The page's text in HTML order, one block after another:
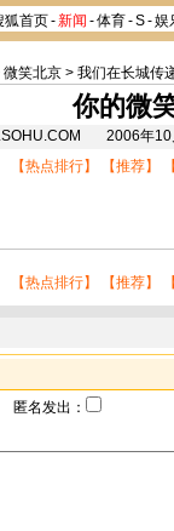
狐首页-新闻 -体育-S-娱
微笑北京 > 我们在长城传
你的微
2006年
【热点排行】 【推荐】
【热点排行】 【推荐】
发出：